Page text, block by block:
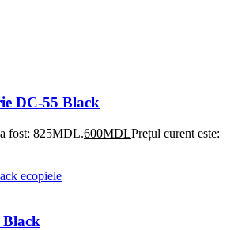
DC-55 Black
fost: 825MDL.600MDLPrețul curent este: